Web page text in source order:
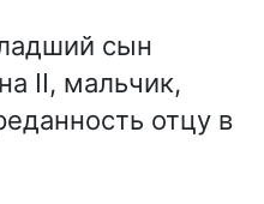
сын
II, мальчик,
отцу в